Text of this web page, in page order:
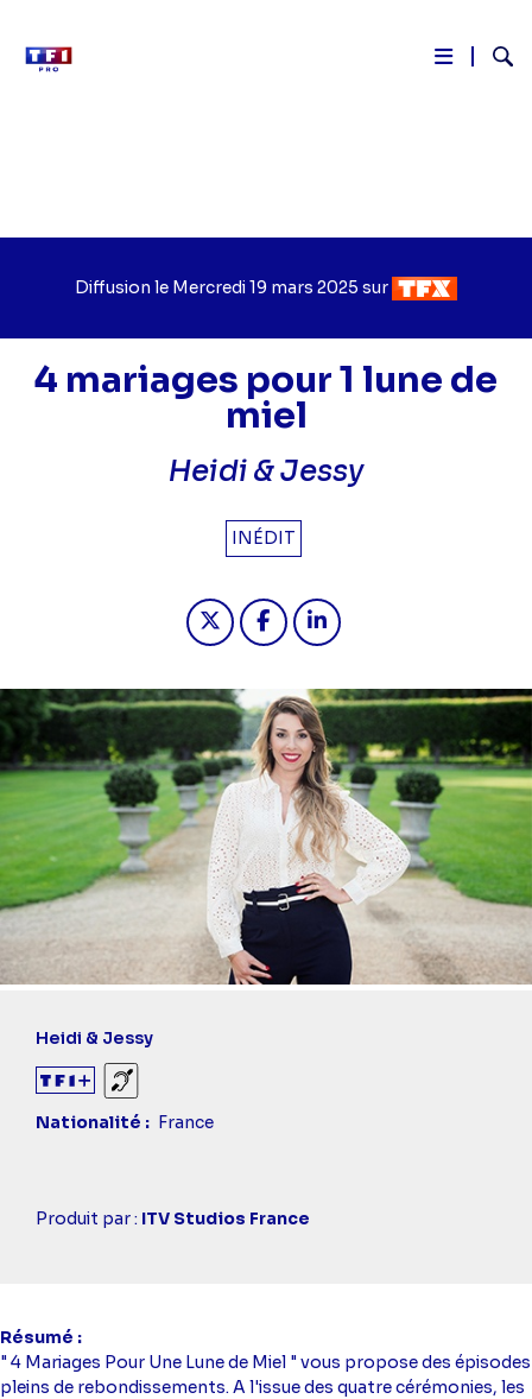
Diffusion le Jour
diffusion
Mercredi 19 mars 2025 sur Chaîne
diffusion
4 mariages pour 1 lune de
miel
Heidi & Jessy
INÉDIT
Partager "2025-03-19 19:10 - 4
Partager "2025-03-19 19:10
Heidi & Jessy
Sourds et malentendants
Nationalité
France
Casting
Produit par : ITV Studios France
Résumé
" 4 Mariages Pour Une Lune de Miel " vous propose des épisodes
pleins de rebondissements. A l'issue des quatre cérémonies, les